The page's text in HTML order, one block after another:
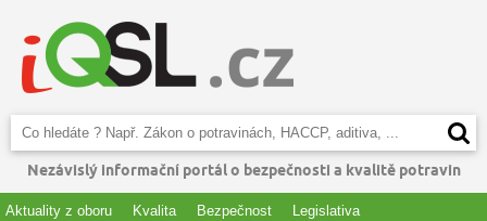
Nezávislý informační portál o bezpečnosti a kvalitě potravin
Aktuality z oboru Kvalita Bezpečnost Legislativa